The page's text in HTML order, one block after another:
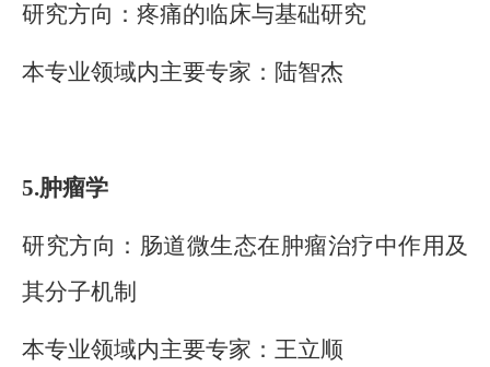
研究方向：疼痛的临床与基础研究
本专业领域内主要专家：陆智杰
5.肿瘤学
研究方向：肠道微生态在肿瘤治疗中作用及
其分子机制
本专业领域内主要专家：王立顺